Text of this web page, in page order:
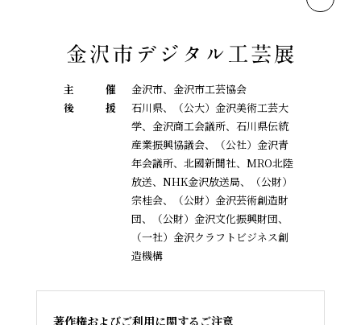
主 催
金沢市、金沢市工芸協会
後
援
石川県、（公大）金沢美術工芸大
学、金沢商工会議所、石川県伝統
産業振興協議会、
（公社）金沢青
年会議所、北國新聞社、MRO北陸
放送、NHK金沢放送局、（公財）
宗桂会、
（公財）金沢芸術創造財
団、（公財）金沢文化振興財団、
（一社）金沢クラフトビジネス創
造機構
著作権およびご利用に関するご注意